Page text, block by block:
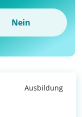
Nein
Ausbildung